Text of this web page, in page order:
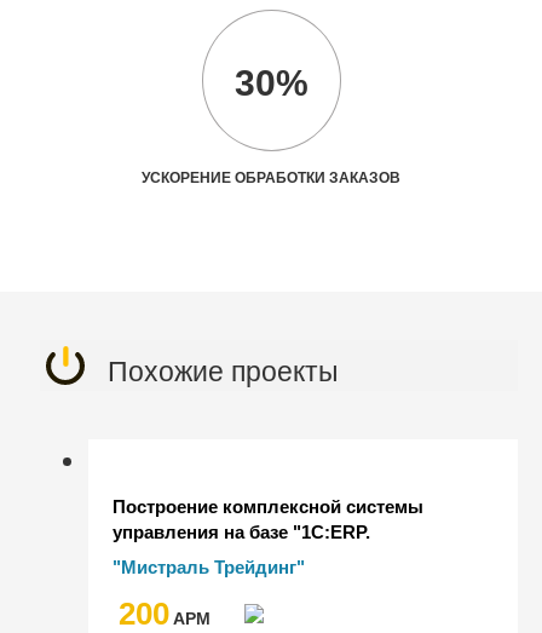
30%
УСКОРЕНИЕ ОБРАБОТКИ ЗАКАЗОВ
Похожие проекты
Построение комплексной системы
управления на базе "1С:ERP.
Управление холдингом" (в составе
"1С:Корпорация") для Мистраль
Трейдинг
"Мистраль Трейдинг"
200AРМ